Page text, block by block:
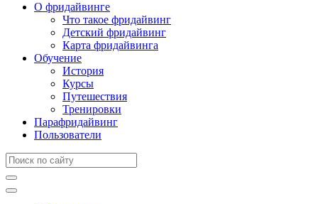
О фридайвинге
Что такое фридайвинг
Детский фридайвинг
Карта фридайвинга
Обучение
История
Курсы
Путешествия
Тренировки
Парафридайвинг
Пользователи